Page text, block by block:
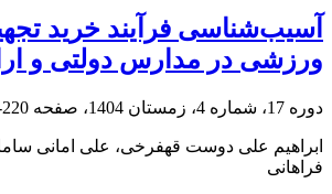
آسیب‌شناسی فرآیند خرید
ورزشی در مدارس دولتی و
دوره 17، شماره 4، زمستان 1404، صفحه 220-240
ابراهیم علی دوست قهفرخی، علی امانی
فراهانی